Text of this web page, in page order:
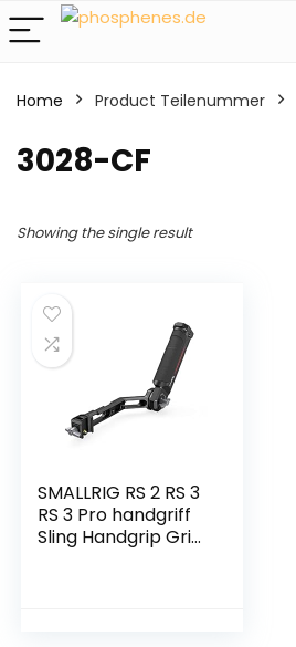
Home Product Teilenummer
‎3028-CF
Showing the single result
SMALLRIG RS 2 RS 3
RS 3 Pro handgriff
Sling Handgrip Grip